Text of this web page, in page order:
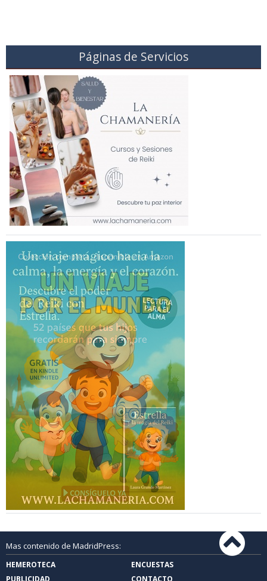
Páginas de Servicios
Mas contenido de MadridPress:
HEMEROTECA
ENCUESTAS
PUBLICIDAD
CONTACTO